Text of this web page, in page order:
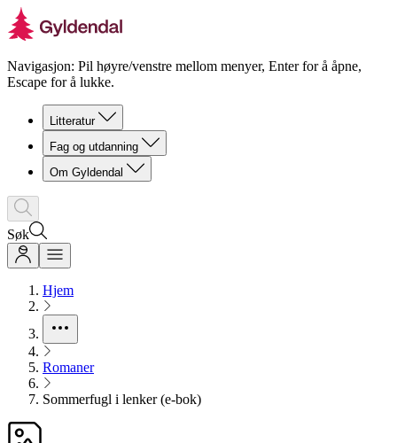
Navigasjon: Pil høyre/venstre mellom menyer, Enter for å åpne,
Escape for å lukke.
Litteratur
Fag og utdanning
Om Gyldendal
Søk
Hjem
Romaner
Sommerfugl i lenker (e-bok)